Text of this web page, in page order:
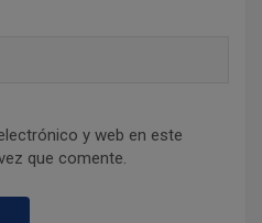
y web en este
que comente.